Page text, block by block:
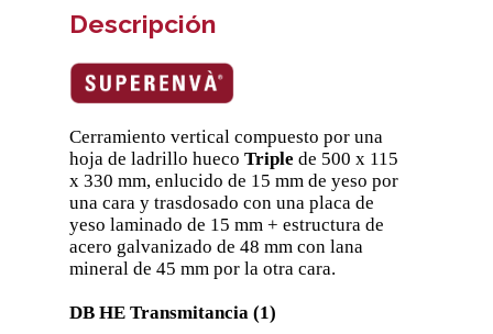
Descripción
Cerramiento vertical compuesto por una
hoja de ladrillo hueco Triple de 500 x 115
x 330 mm, enlucido de 15 mm de yeso por
una cara y trasdosado con una placa de
yeso laminado de 15 mm + estructura de
acero galvanizado de 48 mm con lana
mineral de 45 mm por la otra cara.
DB HE Transmitancia (1)